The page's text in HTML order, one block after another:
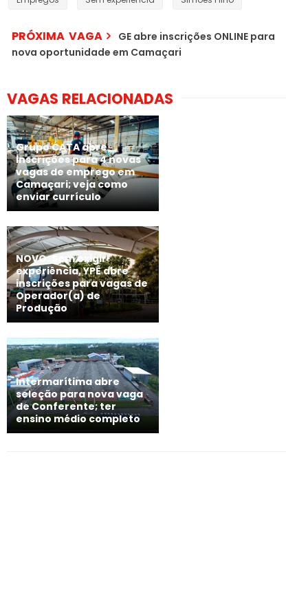
PRÓXIMA VAGA
GE abre inscrições ONLINE para
nova oportunidade em Camaçari
VAGAS RELACIONADAS
Grupo CATA abre
inscrições para 4 novas
vagas de emprego em
Camaçari; veja como
enviar currículo
NOVO: Sem exigir
experiência, YPÊ abre
inscrições para vagas de
Operador(a) de
Produção
Intermarítima abre
seleção para nova vaga
de Conferente; ter
ensino médio completo